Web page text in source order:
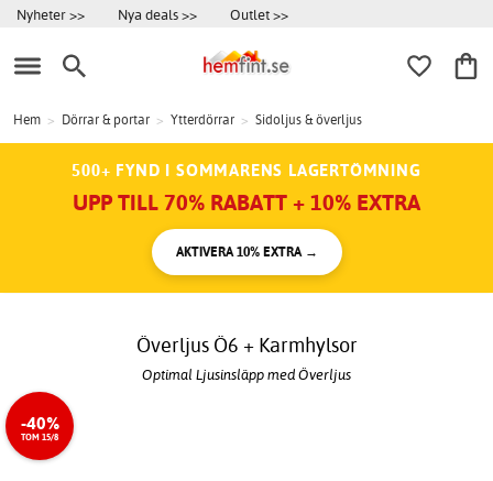
Nyheter >> Nya deals >> Outlet >>
Hem > Dörrar & portar > Ytterdörrar > Sidoljus & överljus
500+ FYND I SOMMARENS LAGERTÖMNING
UPP TILL 70% RABATT + 10% EXTRA
AKTIVERA 10% EXTRA →
Överljus Ö6 + Karmhylsor
Optimal Ljusinsläpp med Överljus
-40%
TOM 15/8